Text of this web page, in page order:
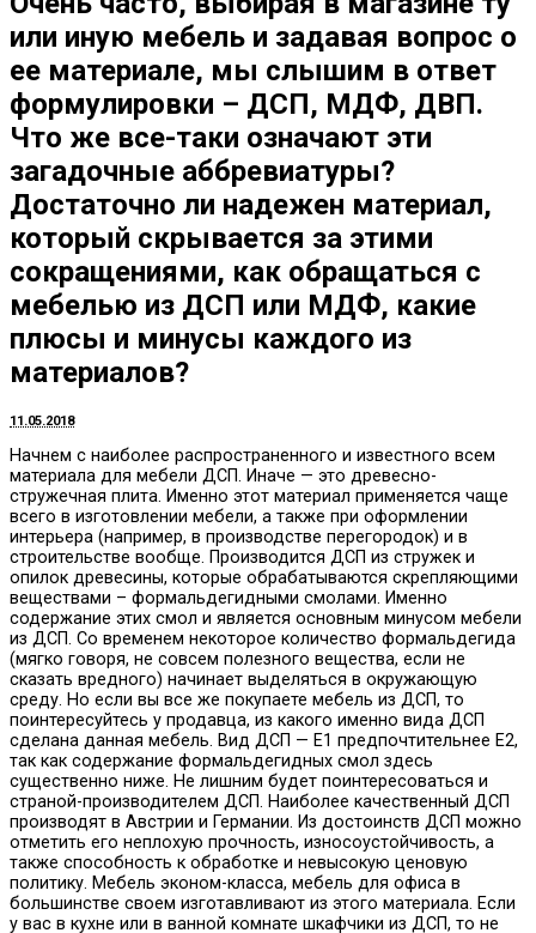
или иную мебель и задавая вопрос о
ее материале, мы слышим в ответ
формулировки – ДСП, МДФ, ДВП.
Что же все-таки означают эти
загадочные аббревиатуры?
Достаточно ли надежен материал,
который скрывается за этими
сокращениями, как обращаться с
мебелью из ДСП или МДФ, какие
плюсы и минусы каждого из
материалов?
11.05.2018
Начнем с наиболее распространенного и известного всем
материала для мебели ДСП. Иначе — это древесно-
cтружечная плита. Именно этот материал применяется чаще
всего в изготовлении мебели, а также при оформлении
интерьера (например, в производстве перегородок) и в
строительстве вообще. Производится ДСП из стружек и
опилок древесины, которые обрабатываются скрепляющими
веществами – формальдегидными смолами. Именно
содержание этих смол и является основным минусом мебели
из ДСП. Со временем некоторое количество формальдегида
(мягко говоря, не совсем полезного вещества, если не
сказать вредного) начинает выделяться в окружающую
среду. Но если вы все же покупаете мебель из ДСП, то
поинтересуйтесь у продавца, из какого именно вида ДСП
сделана данная мебель. Вид ДСП — Е1 предпочтительнее Е2,
так как содержание формальдегидных смол здесь
существенно ниже. Не лишним будет поинтересоваться и
страной-производителем ДСП. Наиболее качественный ДСП
производят в Австрии и Германии. Из достоинств ДСП можно
отметить его неплохую прочность, износоустойчивость, а
также способность к обработке и невысокую ценовую
политику. Мебель эконом-класса, мебель для офиса в
большинстве своем изготавливают из этого материала. Если
у вас в кухне или в ванной комнате шкафчики из ДСП, то не